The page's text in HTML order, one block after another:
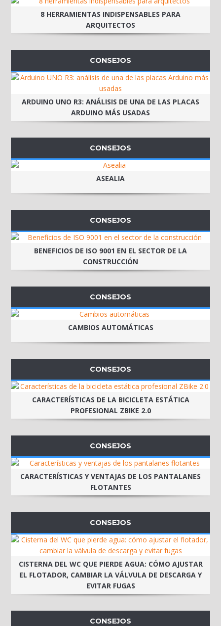
8 HERRAMIENTAS INDISPENSABLES PARA
ARQUITECTOS
CONSEJOS
ARDUINO UNO R3: ANÁLISIS DE UNA DE LAS PLACAS
ARDUINO MÁS USADAS
CONSEJOS
ASEALIA
CONSEJOS
BENEFICIOS DE ISO 9001 EN EL SECTOR DE LA
CONSTRUCCIÓN
CONSEJOS
CAMBIOS AUTOMÁTICAS
CONSEJOS
CARACTERÍSTICAS DE LA BICICLETA ESTÁTICA
PROFESIONAL ZBIKE 2.0
CONSEJOS
CARACTERÍSTICAS Y VENTAJAS DE LOS PANTALANES
FLOTANTES
CONSEJOS
CISTERNA DEL WC QUE PIERDE AGUA: CÓMO AJUSTAR
EL FLOTADOR, CAMBIAR LA VÁLVULA DE DESCARGA Y
EVITAR FUGAS
CONSEJOS